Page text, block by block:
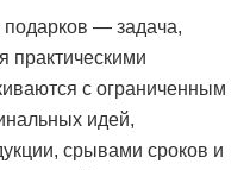
подарков — задача,
практическими
с ограниченным
идей,
срывами сроков и